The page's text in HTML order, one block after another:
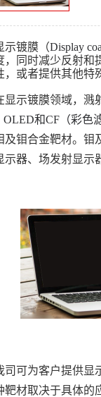
示镀膜（Display
，同时减少反射和
，或者提供其他特
显示镀膜领域，溅
OLED和CF（彩色
及钼合金靶材。钼
示器、场发射显示
司可为客户提供显
靶材取决于具体的